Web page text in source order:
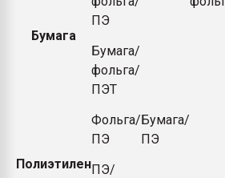
Бумага
ПЭ
Бумага/
фольга/
ПЭТ
Полиэтилен
Фольга/
ПЭ
ПЭ/
Бумага/
ПЭ